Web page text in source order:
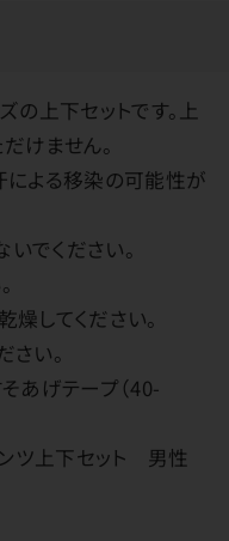
の上下セットです。上
けません。
による移染の可能性が
でください。
してください。
い。
あげテープ（40-
ツ上下セット 男性